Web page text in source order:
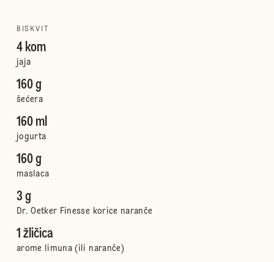
BISKVIT
4 kom
jaja
160 g
šećera
160 ml
jogurta
160 g
maslaca
3 g
Dr. Oetker Finesse korice naranče
1 žličica
arome limuna (ili naranče)